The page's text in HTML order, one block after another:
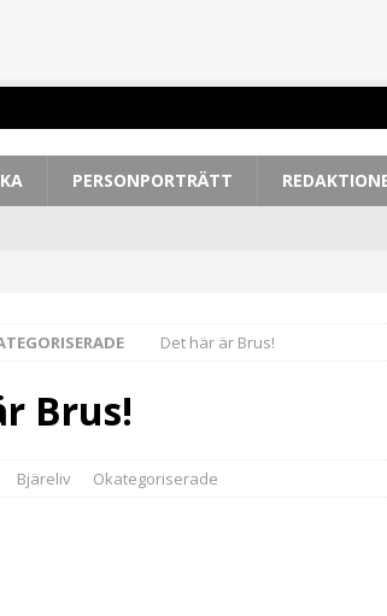
PERSONPORTRÄTT
Det här är Brus!
Brus!
Bjäreliv Okategoriserade